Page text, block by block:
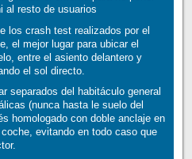
al resto de usuarios
los crash test realizados por el
el mejor lugar para ubicar el
entre el asiento delantero y
el sol directo.
separados del habitáculo general
(nunca hasta le suelo del
homologado con doble anclaje en
evitando en todo caso que